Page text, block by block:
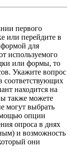
первого
или перейдите в
для
используемого
или формы, то
Укажите вопрос
соответствующих
находится на
также можете
могут выбрать
опции
опроса в днях
и возможность
они